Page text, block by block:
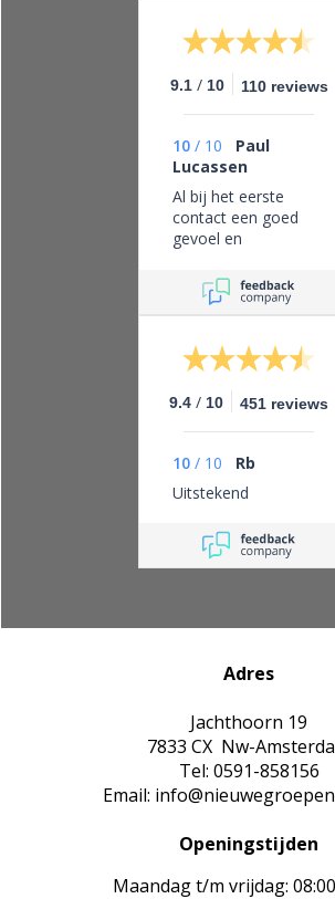
9.1 / 10 110 reviews
10 / 10
Paul
Lucassen
Al bij het eerste
contact een goed
gevoel en
bedrijf, eerlijk zaken
doen en leveren wat
je belooft.
9.4 / 10 451 reviews
10 / 10
Rb
Uitstekend
Adres
Jachthoorn 19
7833 CX Nw-
Tel: 0591-858156
Email:
Openingstijden
Maandag t/m vrijdag: